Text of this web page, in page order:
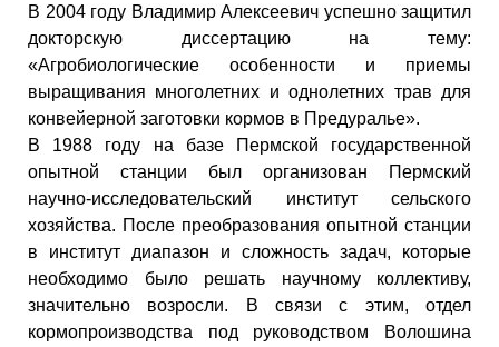
В 2004 году Владимир Алексеевич успешно защитил
докторскую диссертацию на тему:
«Агробиологические особенности и приемы
выращивания многолетних и однолетних трав для
конвейерной заготовки кормов в Предуралье».
В 1988 году на базе Пермской государственной
опытной станции был организован Пермский
научно-исследовательский институт сельского
хозяйства. После преобразования опытной станции
в институт диапазон и сложность задач, которые
необходимо было решать научному коллективу,
значительно возросли. В связи с этим, отдел
кормопроизводства под руководством Волошина